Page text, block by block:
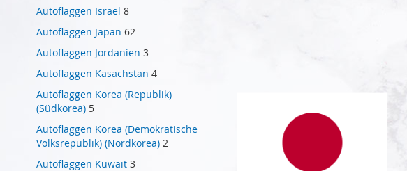
In den Warenkorb
In den Warenkorb
In den Warenkorb
In den Warenkorb
Autoflaggen Israel 8
Autoflaggen Japan 62
Autoflaggen Jordanien 3
Autoflaggen Kasachstan 4
Autoflaggen Korea (Republik)
(Südkorea) 5
Autoflaggen Korea (Demokratische
Volksrepublik) (Nordkorea) 2
Autoflaggen Kuwait 3